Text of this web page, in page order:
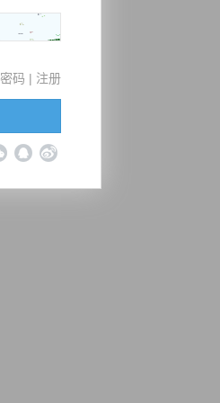
码 | 注册